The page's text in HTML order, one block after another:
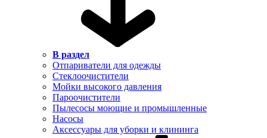
В раздел
Отпариватели для одежды
Стеклоочистители
Мойки высокого давления
Пароочистители
Пылесосы моющие и промышленные
Насосы
Аксессуары для уборки и клининга